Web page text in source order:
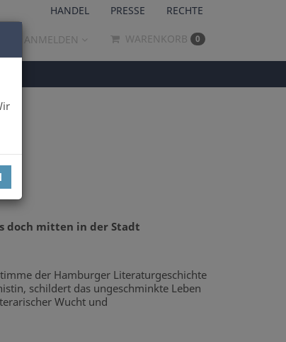
HANDEL PRESSE RECHTE
ANMELDEN WARENKORB 0
doch mitten in der Stadt
der Hamburger Literaturgeschichte
schildert das ungeschminkte Leben
Wucht und